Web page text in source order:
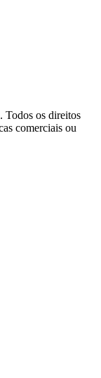
Todos os direitos
comerciais ou